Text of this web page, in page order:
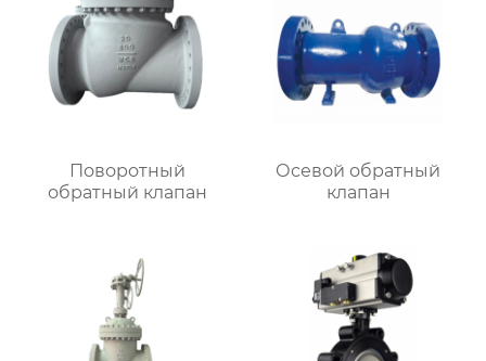
Поворотный
обратный клапан
Осевой обратный
клапан